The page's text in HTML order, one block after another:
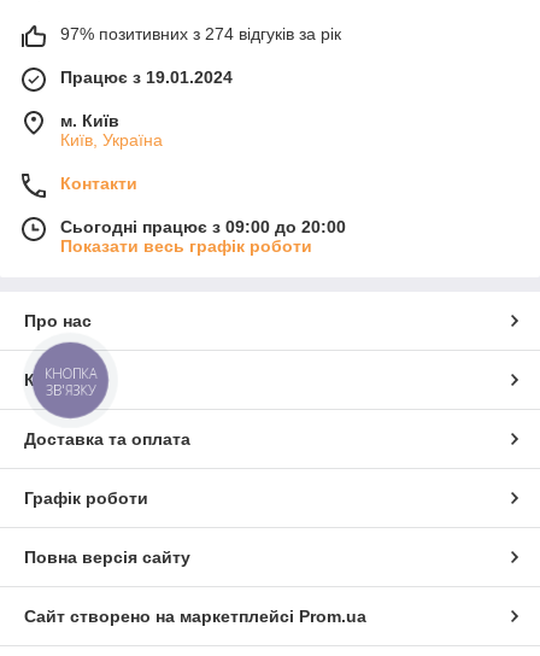
97% позитивних з 274 відгуків за рік
Працює з 19.01.2024
м. Київ
Київ, Україна
Контакти
Сьогодні працює з 09:00 до 20:00
Показати весь графік роботи
Про нас
Контакти
Доставка та оплата
Графік роботи
Повна версія сайту
Сайт створено на маркетплейсі Prom.ua
КНОПКА
ЗВ'ЯЗКУ